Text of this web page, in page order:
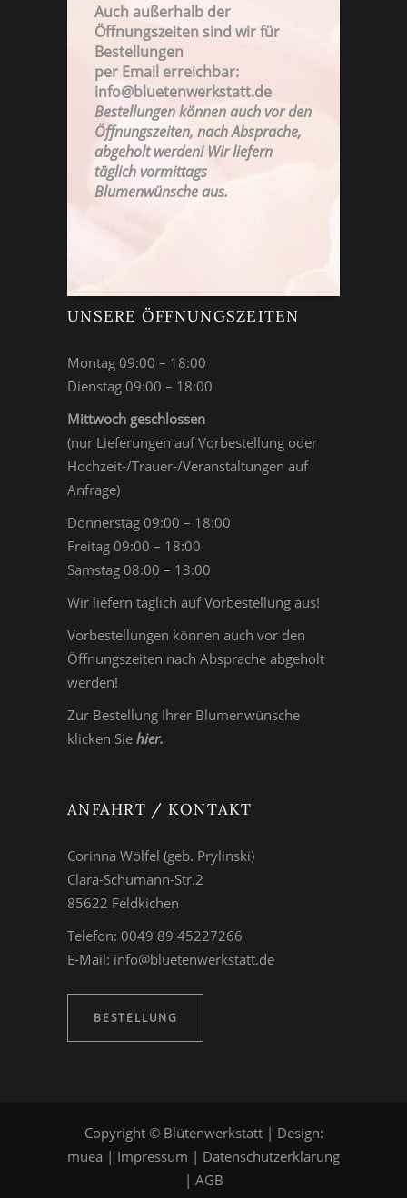
FAMILIENBETRIEB SEIT 1923
UNSERE ÖFFNUNGSZEITEN
Montag 09:00 – 18:00
Dienstag 09:00 – 18:00
Mittwoch geschlossen
(nur Lieferungen auf Vorbestellung oder
Hochzeit-/Trauer-/Veranstaltungen auf
Anfrage)
Donnerstag 09:00 – 18:00
Freitag 09:00 – 18:00
Samstag 08:00 – 13:00
Wir liefern täglich auf Vorbestellung aus!
Vorbestellungen können auch vor den
Öffnungszeiten nach Absprache abgeholt
werden!
Zur Bestellung Ihrer Blumenwünsche
klicken Sie hier.
ANFAHRT / KONTAKT
Corinna Wölfel (geb. Prylinski)
Clara-Schumann-Str.2
85622 Feldkichen
Telefon: 0049 89 45227266
E-Mail: info@bluetenwerkstatt.de
BESTELLUNG
Copyright © Blütenwerkstatt | Design:
muea | Impressum | Datenschutzerklärung
| AGB
Auch außerhalb der
Öffnungszeiten sind wir für
Bestellungen
per Email erreichbar:
info@bluetenwerkstatt.de
Bestellungen können auch vor den
Öffnungszeiten, nach Absprache,
abgeholt werden! Wir liefern
täglich vormittags
Blumenwünsche aus.